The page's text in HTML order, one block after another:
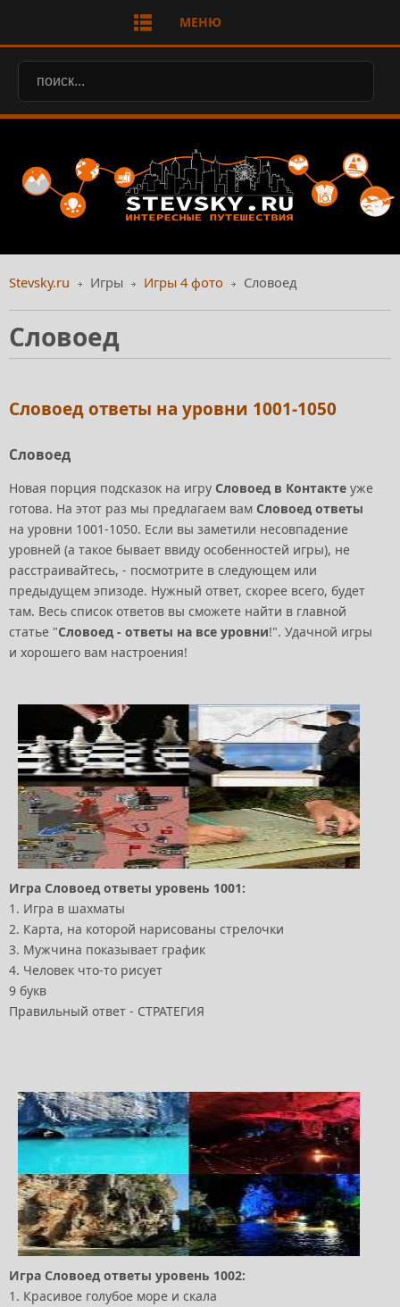
МЕНЮ
Stevsky.ru Игры Игры 4 фото Словоед
Словоед
Словоед ответы на уровни 1001-1050
Словоед
Новая порция подсказок на игру Словоед в Контакте уже
готова. На этот раз мы предлагаем вам Словоед ответы
на уровни 1001-1050. Если вы заметили несовпадение
уровней (а такое бывает ввиду особенностей игры), не
расстраивайтесь, - посмотрите в следующем или
предыдущем эпизоде. Нужный ответ, скорее всего, будет
там. Весь список ответов вы сможете найти в главной
статье "Словоед - ответы на все уровни!". Удачной игры
и хорошего вам настроения!
Игра Словоед ответы уровень 1001:
1. Игра в шахматы
2. Карта, на которой нарисованы стрелочки
3. Мужчина показывает график
4. Человек что-то рисует
9 букв
Правильный ответ - СТРАТЕГИЯ
Игра Словоед ответы уровень 1002:
1. Красивое голубое море и скала